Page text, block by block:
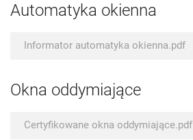
Automatyka okienna
Informator automatyka okienna.pdf
Okna oddymiające
Certyfikowane okna oddymiające.pdf